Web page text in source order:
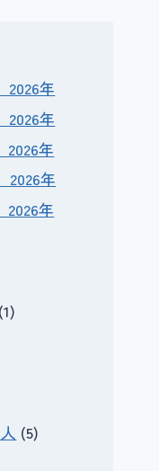
年
年
年
年
年
(1)
(5)